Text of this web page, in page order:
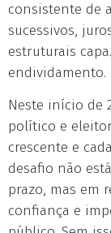
consistente de
sucessivos,
estruturais
endividamento.
Neste início de
político e
crescente e
desafio não
prazo, mas em
confiança e